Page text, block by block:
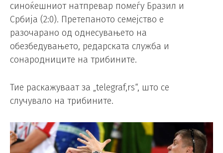
синоќешниот натпревар помеѓу Бразил и
Србија (2:0). Претепаното семејство е
разочарано од однесувањето на
обезбедувањето, редарската служба и
сонародниците на трибините.
Тие раскажуваат за „telegraf,rs“, што се
случувало на трибините.